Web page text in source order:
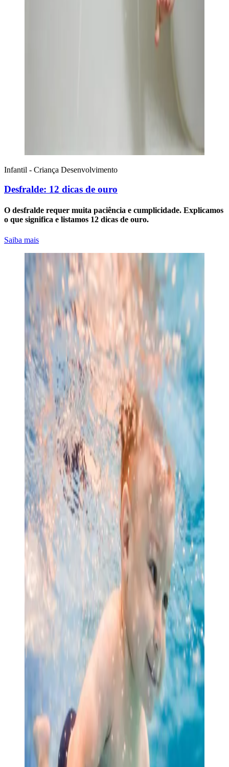
Infantil - Criança Desenvolvimento
Desfralde: 12 dicas de ouro
O desfralde requer muita paciência e cumplicidade. Explicamos
o que significa e listamos 12 dicas de ouro.
Saiba mais